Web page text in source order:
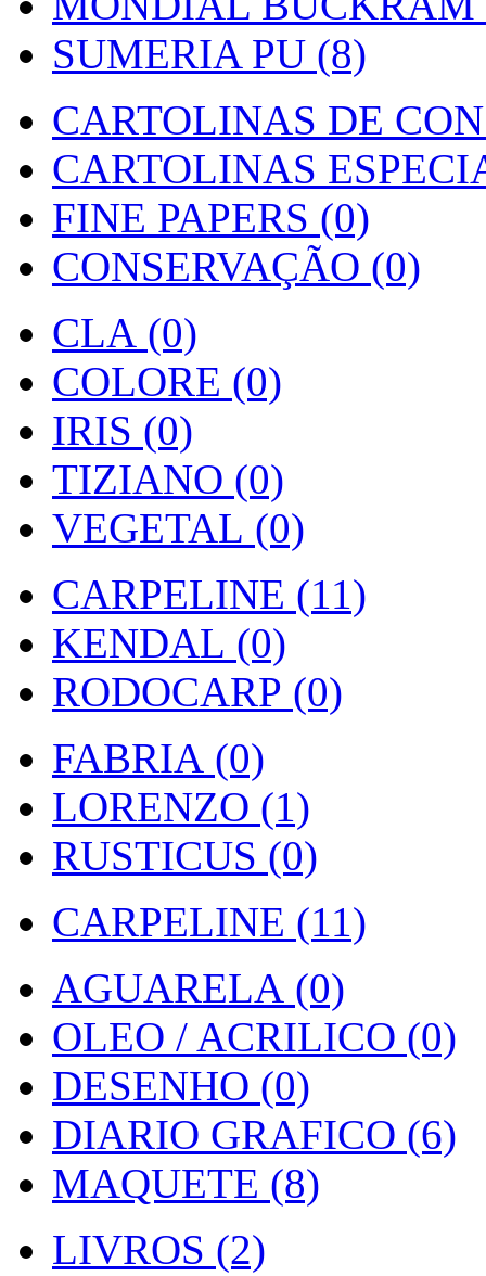
SUMERIA PU (8)
CARTOLINAS DE
CARTOLINAS
FINE PAPERS (0)
CONSERVAÇÃO (0)
CLA (0)
COLORE (0)
IRIS (0)
TIZIANO (0)
VEGETAL (0)
CARPELINE (11)
KENDAL (0)
RODOCARP (0)
FABRIA (0)
LORENZO (1)
RUSTICUS (0)
CARPELINE (11)
AGUARELA (0)
OLEO / ACRILICO (0)
DESENHO (0)
DIARIO GRAFICO (6)
MAQUETE (8)
LIVROS (2)